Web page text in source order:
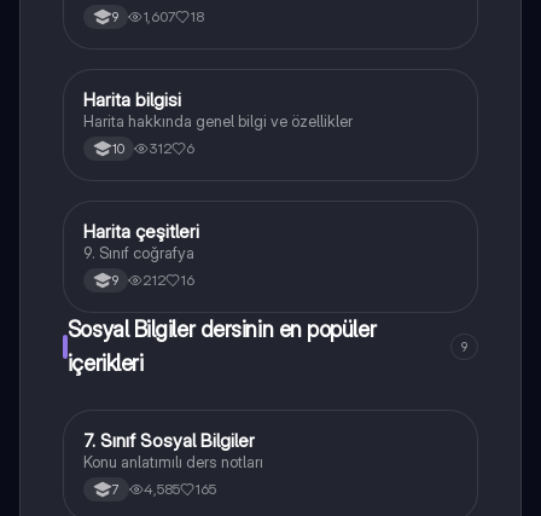
9 1,607 18
Coğrafya
Harita bilgisi
Harita hakkında genel bilgi ve özellikler
10 312 6
Coğrafya
Harita çeşitleri
9. Sınıf coğrafya
9 212 16
Sosyal Bilgiler dersinin en popüler
içerikleri
9
Sosyal Bilgiler
7. Sınıf Sosyal Bilgiler
Konu anlatımılı ders notları
7 4,585 165